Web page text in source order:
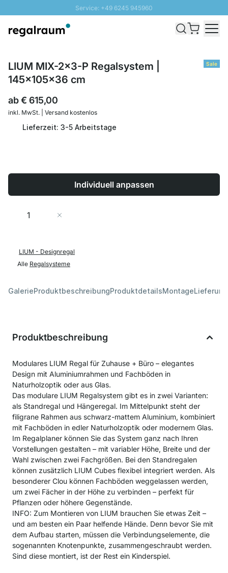
Service: +49 6245 945960
Schnelle Lieferung - Gratis Versand ab 100€
Sale
LIUM MIX-2x3-P Regalsystem |
145x105x36 cm
ab€ 615,00
inkl. MwSt. | Versand kostenlos
Lieferzeit: 3-5 Arbeitstage
Individuell anpassen
Menge
LIUM - Designregal
Alle Regalsysteme
GalerieProduktbeschreibungProduktdetailsMontage
Produktbeschreibung
Modulares LIUM Regal für Zuhause + Büro – elegantes
Design mit Aluminiumrahmen und Fachböden in
Naturholzoptik oder aus Glas.
Das modulare LIUM Regalsystem gibt es in zwei Varianten:
als Standregal und Hängeregal. Im Mittelpunkt steht der
filigrane Rahmen aus schwarz-mattem Aluminium, kombiniert
mit Fachböden in edler Naturholzoptik oder modernem Glas.
Im Regalplaner können Sie das System ganz nach Ihren
Vorstellungen gestalten – mit variabler Höhe, Breite und der
Wahl zwischen zwei Fachgrößen. Bei den Standregalen
können zusätzlich LIUM Cubes flexibel integriert werden. Als
besonderer Clou können Fachböden weggelassen werden,
um zwei Fächer in der Höhe zu verbinden – perfekt für
Pflanzen oder höhere Gegenstände.
INFO: Zum Montieren von LIUM brauchen Sie etwas Zeit –
und am besten ein Paar helfende Hände. Denn bevor Sie mit
dem Aufbau starten, müssen die Verbindungselemente, die
sogenannten Knotenpunkte, zusammengeschraubt werden.
Sind diese montiert, ist der Rest ein Kinderspiel.